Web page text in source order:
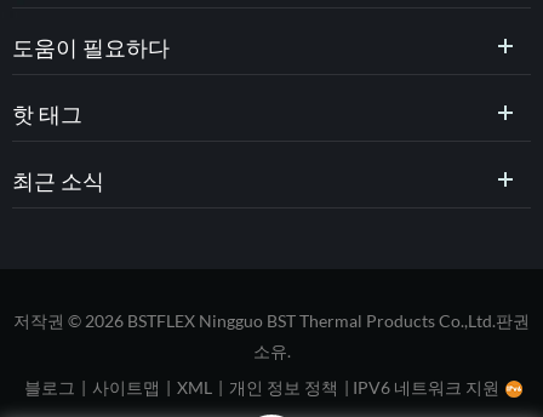
도움이 필요하다
핫 태그
최근 소식
저작권 © 2026 BSTFLEX Ningguo BST Thermal Products Co.,Ltd.판권
소유.
블로그 | 사이트맵 | XML | 개인 정보 정책 | IPV6 네트워크 지원